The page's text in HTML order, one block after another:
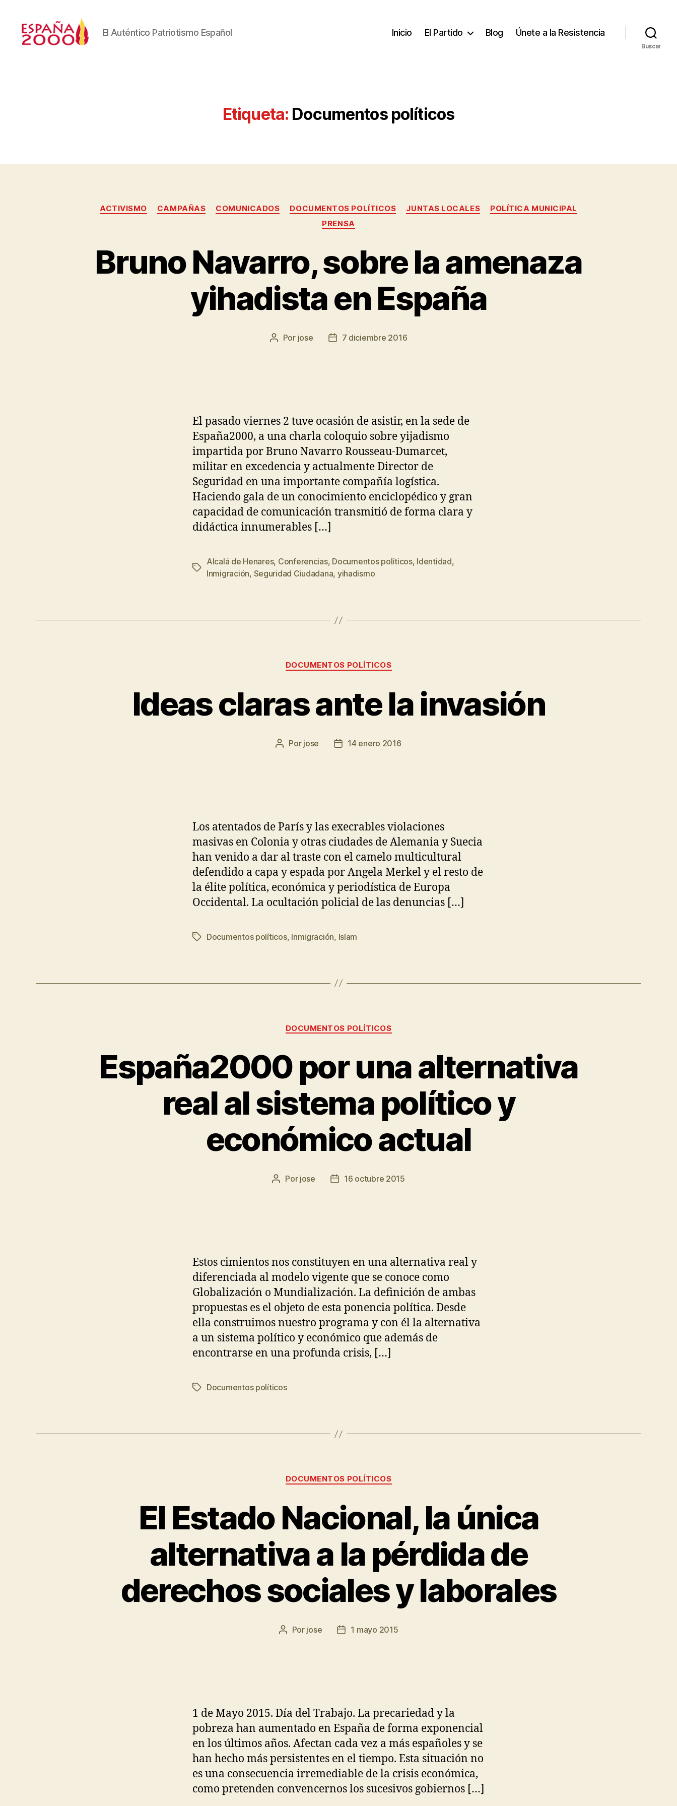
El Auténtico Patriotismo Español Inicio El Partido Blog Únete a la Resistencia
Buscar
Etiqueta: Documentos políticos
ACTIVISMO CAMPAÑAS COMUNICADOS DOCUMENTOS POLÍTICOS JUNTAS LOCALES
POLÍTICA MUNICIPAL
PRENSA
Bruno Navarro, sobre la amenaza
yihadista en España
Por jose 7 diciembre 2016
El pasado viernes 2 tuve ocasión de asistir, en la sede de
España2000, a una charla coloquio sobre yijadismo
impartida por Bruno Navarro Rousseau-Dumarcet,
militar en excedencia y actualmente Director de
Seguridad en una importante compañía logística.
Haciendo gala de un conocimiento enciclopédico y gran
capacidad de comunicación transmitió de forma clara y
didáctica innumerables […]
Alcalá de Henares, Conferencias, Documentos políticos, Identidad,
Inmigración, Seguridad Ciudadana, yihadismo
DOCUMENTOS POLÍTICOS
Ideas claras ante la invasión
Por jose 14 enero 2016
Los atentados de París y las execrables violaciones
masivas en Colonia y otras ciudades de Alemania y Suecia
han venido a dar al traste con el camelo multicultural
defendido a capa y espada por Angela Merkel y el resto de
la élite política, económica y periodística de Europa
Occidental. La ocultación policial de las denuncias […]
Documentos políticos, Inmigración, Islam
DOCUMENTOS POLÍTICOS
España2000 por una alternativa
real al sistema político y
económico actual
Por jose 16 octubre 2015
Estos cimientos nos constituyen en una alternativa real y
diferenciada al modelo vigente que se conoce como
Globalización o Mundialización. La definición de ambas
propuestas es el objeto de esta ponencia política. Desde
ella construimos nuestro programa y con él la alternativa
a un sistema político y económico que además de
encontrarse en una profunda crisis, […]
Documentos políticos
DOCUMENTOS POLÍTICOS
El Estado Nacional, la única
alternativa a la pérdida de
derechos sociales y laborales
Por jose 1 mayo 2015
1 de Mayo 2015. Día del Trabajo. La precariedad y la
pobreza han aumentado en España de forma exponencial
en los últimos años. Afectan cada vez a más españoles y se
han hecho más persistentes en el tiempo. Esta situación no
es una consecuencia irremediable de la crisis económica,
como pretenden convencernos los sucesivos gobiernos […]